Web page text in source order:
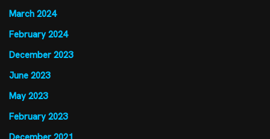
March 2024
February 2024
December 2023
June 2023
May 2023
February 2023